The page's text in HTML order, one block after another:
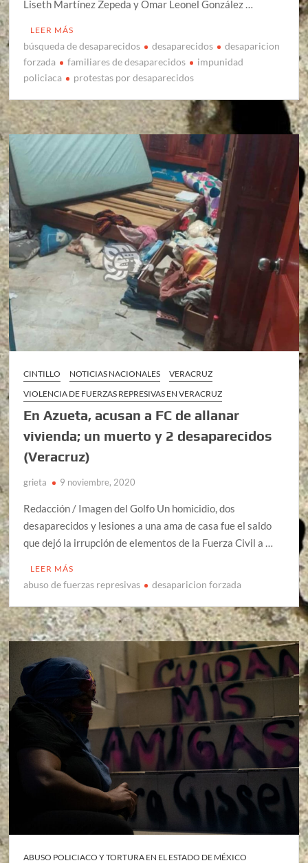
Liseth Martínez Zepeda y Omar Leonel González …
LEER MÁS
búsqueda de desaparecidos desaparecidos
desaparicion
forzada
familiares de desaparecidos
impunidad
policiaca
protestas por desaparecidos
CINTILLO NOTICIAS NACIONALES
VERACRUZ
VIOLENCIA DE FUERZAS REPRESIVAS EN VERACRUZ
En Azueta, acusan a FC de allanar
vivienda; un muerto y 2 desaparecidos
(Veracruz)
grieta 9 noviembre, 2020
Redacción / Imagen del Golfo Un homicidio, dos
desaparecidos y lesiones a una ama de casa fue el saldo
que dejó la irrupción de elementos de la Fuerza Civil a …
LEER MÁS
abuso de fuerzas represivas desaparicion forzada
ABUSO POLICIACO Y TORTURA EN EL ESTADO DE MÉXICO